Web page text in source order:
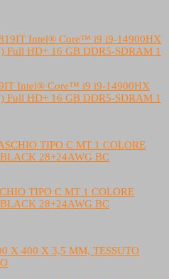
Intel® Core™ i9 i9-14900HX
Full HD+ 16 GB DDR5-SDRAM 1
TIPO C MT 1 COLORE
28+24AWG BC